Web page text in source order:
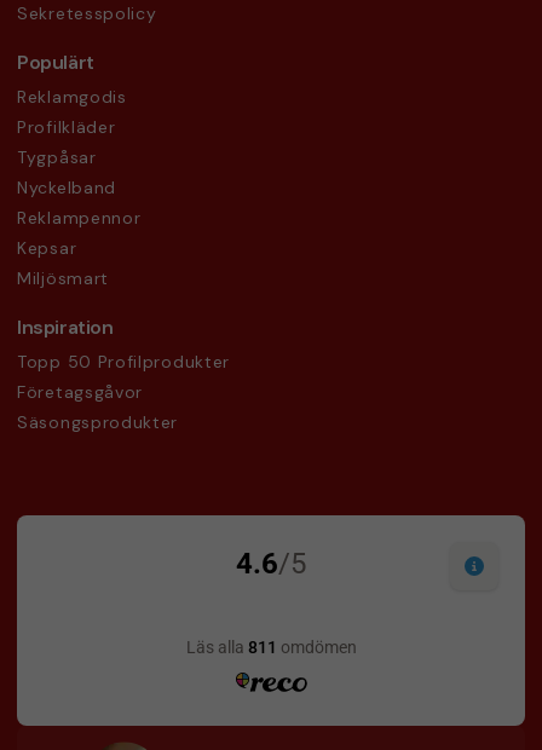
Sekretesspolicy
Populärt
Reklamgodis
Profilkläder
Tygpåsar
Nyckelband
Reklampennor
Kepsar
Miljösmart
Inspiration
Topp 50 Profilprodukter
Företagsgåvor
Säsongsprodukter